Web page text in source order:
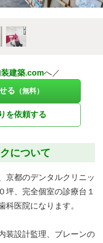
装建築.comへ／
る （無料）
を依頼する
について
京都のデンタルクリニッ
坪、完全個室の診療台１
科医院になります。
装設計監理、ブレーンの